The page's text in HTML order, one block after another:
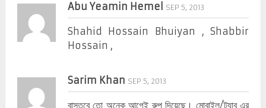
Abu Yeamin Hemel SEP 5, 2013
Shahid Hossain Bhuiyan , Shabbir
Hossain ,
Sarim Khan SEP 5, 2013
বাস্তবে তো অনেক আগেই রুপ দিয়েছে। মোবাইল/ট্যাব এর